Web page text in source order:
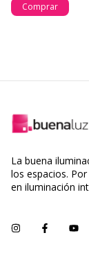
Comprar
La buena
los espacios.
en iluminación